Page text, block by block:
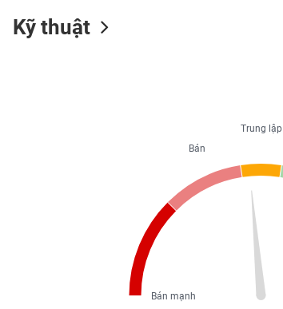
Kỹ thuật
Trung lập
Bán
Bán mạnh
SINH